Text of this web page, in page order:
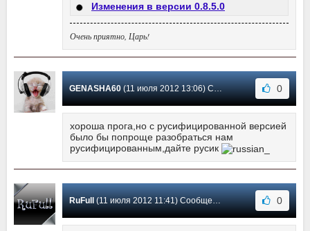
Изменения в версии 0.8.5.0
Очень приятно, Царь!
GENASHA60(11 июля 2012 13:06) Сообщение #14 0
хороша прога,но с русифицированной версией
было бы попроще разобраться нам
русифицированным,дайте русик
RuFull(11 июля 2012 11:41) Сообщение #13 0